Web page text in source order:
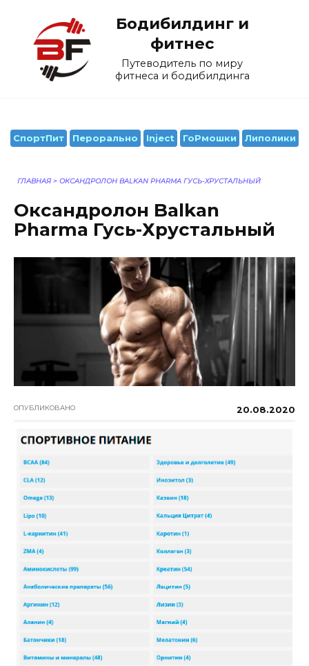
содержанию
Бодибилдинг и
фитнес
Путеводитель по миру
фитнеса и бодибилдинга
СпортПит Перорально Inject ГоРмошки Липолики
ГЛАВНАЯ > ОКСАНДРОЛОН BALKAN PHARMA ГУСЬ-ХРУСТАЛЬНЫЙ
Оксандролон Balkan
Pharma Гусь-Хрустальный
ОПУБЛИКОВАНО 20.08.2020